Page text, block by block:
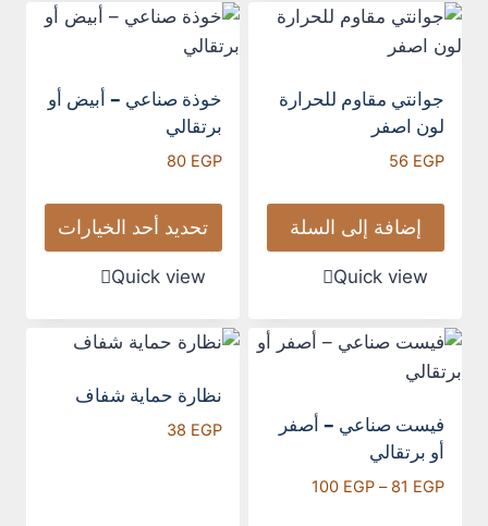
جوانتي مقاوم للحرارة
لون اصفر
56 EGP
إضافة إلى السلة
Quick view
خوذة صناعي – أبيض أو
برتقالي
80 EGP
تحديد أحد الخيارات
Quick view
فيست صناعي – أصفر
أو برتقالي
81 EGP
–
100 EGP
نظارة حماية شفاف
38 EGP